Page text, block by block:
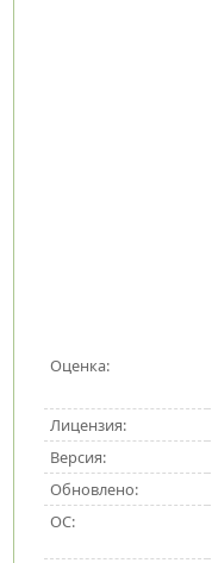
Оценка:
Лицензия:
Версия:
Обновлено:
ОС: